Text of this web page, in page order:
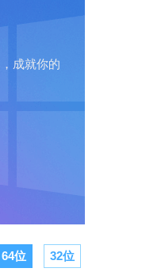
成就你的
64位 32位